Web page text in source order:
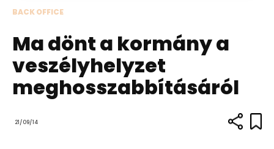
BACK OFFICE
Ma dönt a kormány a
veszélyhelyzet
meghosszabbításáról
21/09/14